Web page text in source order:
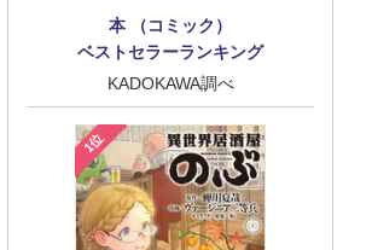
本 （コミック）
ベストセラーランキング
KADOKAWA調べ
1位